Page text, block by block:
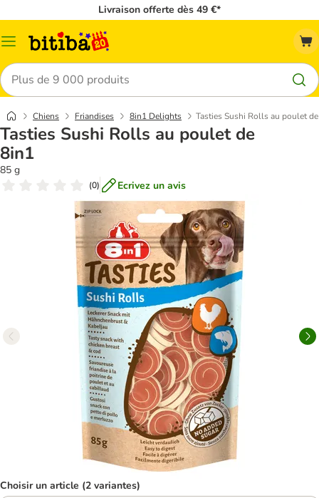
Livraison offerte dès 49 €*
Menu
Rechercher
Chiens Friandises 8in1 Delights Tasties Sushi Rolls au poulet
Tasties Sushi Rolls au poulet de
8in1
85 g
(0) Ecrivez un avis
Choisir un article (2 variantes)